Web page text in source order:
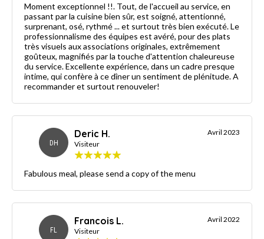
Moment exceptionnel !!. Tout, de l'accueil au service, en
passant par la cuisine bien sûr, est soigné, attentionné,
surprenant, osé, rythmé ... et surtout très bien exécuté. Le
professionnalisme des équipes est avéré, pour des plats
très visuels aux associations originales, extrêmement
goûteux, magnifiés par la touche d'attention chaleureuse
du service. Excellente expérience, dans un cadre presque
intime, qui confère à ce dîner un sentiment de plénitude. A
recommander et surtout renouveler!
DH
Deric H.
Visiteur
Avril 2023
Fabulous meal, please send a copy of the menu
FL
Francois L.
Visiteur
Avril 2022